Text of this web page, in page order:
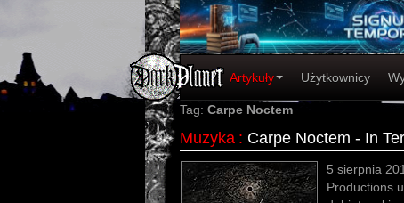
Artykuły Użytkownicy
Tag: Carpe Noctem
Muzyka : Carpe Noctem - In
5 sierpnia
Productions